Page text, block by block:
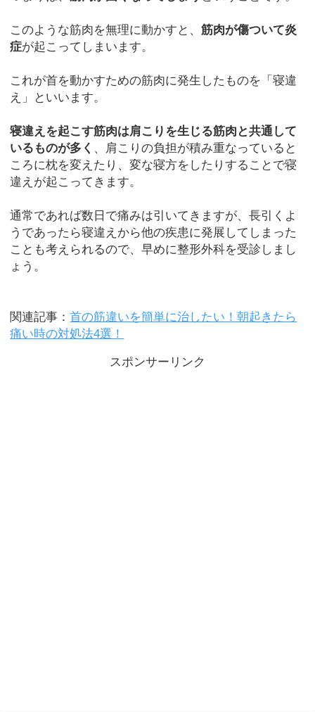
このような筋肉を無理に動かすと、筋肉が傷ついて炎
症が起こってしまいます。
これが首を動かすための筋肉に発生したものを「寝違
え」といいます。
寝違えを起こす筋肉は肩こりを生じる筋肉と共通して
いるものが多く
、肩こりの負担が積み重なっていると
ころに枕を変えたり、変な寝方をしたりすることで寝
違えが起こってきます。
通常であれば数日で痛みは引いてきますが、長引くよ
うであったら寝違えから他の疾患に発展してしまった
ことも考えられるので、早めに整形外科を受診しまし
ょう。
関連記事：首の筋違いを簡単に治したい！朝起きたら
痛い時の対処法4選！
スポンサーリンク